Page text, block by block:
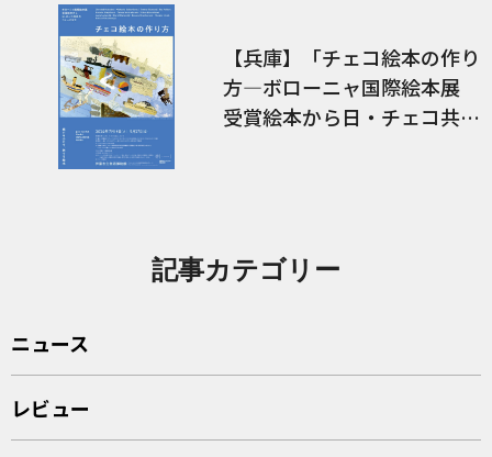
【兵庫】「チェコ絵本の作り
方―ボローニャ国際絵本展
受賞絵本から日・チェコ共作
記事カテゴリー
ニュース
レビュー